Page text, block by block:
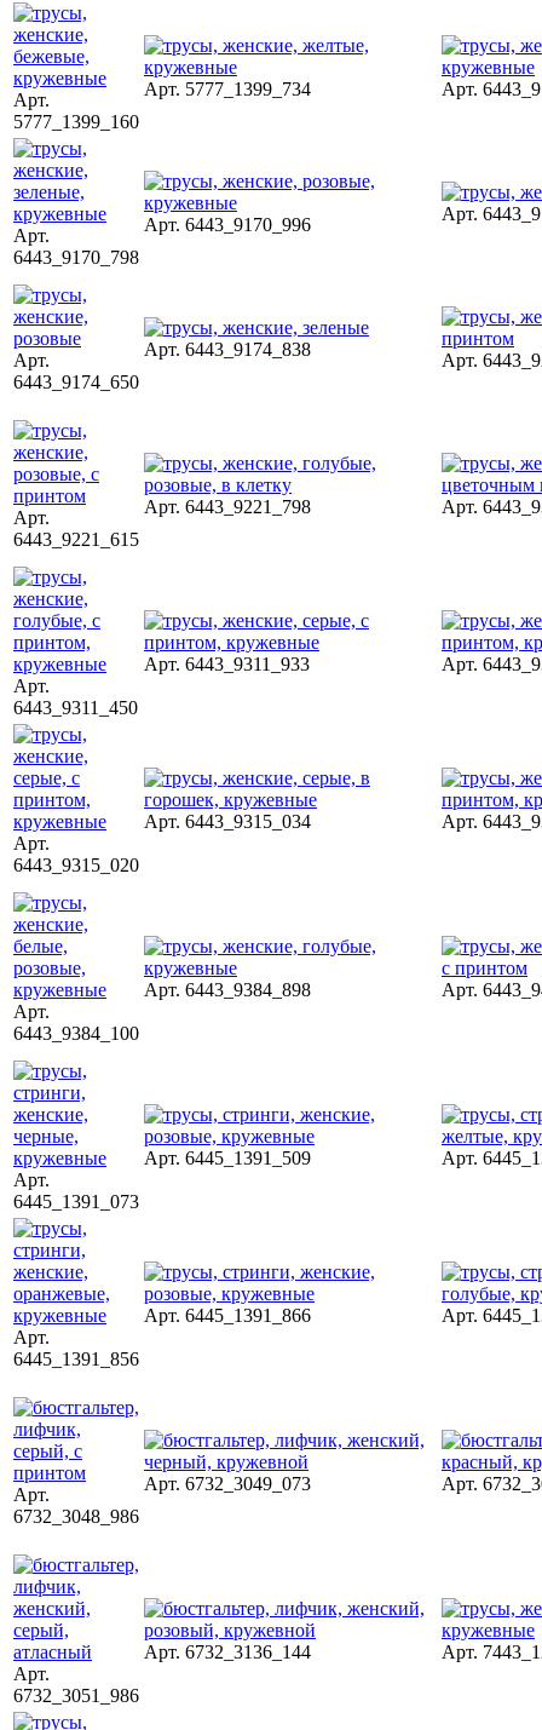
Арт.
5777_1399_160
Арт. 5777_1399_734 Арт.
Арт.
6443_9170_798
Арт. 6443_9170_996
Арт.
Арт.
6443_9174_650
Арт. 6443_9174_838
Арт.
Арт.
6443_9221_615
Арт. 6443_9221_798 Арт.
Арт.
6443_9311_450
Арт. 6443_9311_933 Арт.
Арт.
6443_9315_020
Арт. 6443_9315_034 Арт.
Арт.
6443_9384_100
Арт. 6443_9384_898 Арт.
Арт.
6445_1391_073
Арт. 6445_1391_509 Арт.
Арт.
6445_1391_856
Арт. 6445_1391_866 Арт.
Арт.
6732_3048_986
Арт. 6732_3049_073 Арт.
Арт.
6732_3051_986
Арт. 6732_3136_144 Арт.